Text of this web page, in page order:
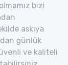
bizi
askıya
günlük
ve kaliteli